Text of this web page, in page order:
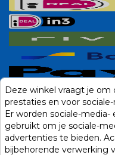
Deze winkel vraagt je
prestaties en voor
Er worden sociale-
gebruikt om je sociale-
advertenties te bieden.
bijbehorende verwerking